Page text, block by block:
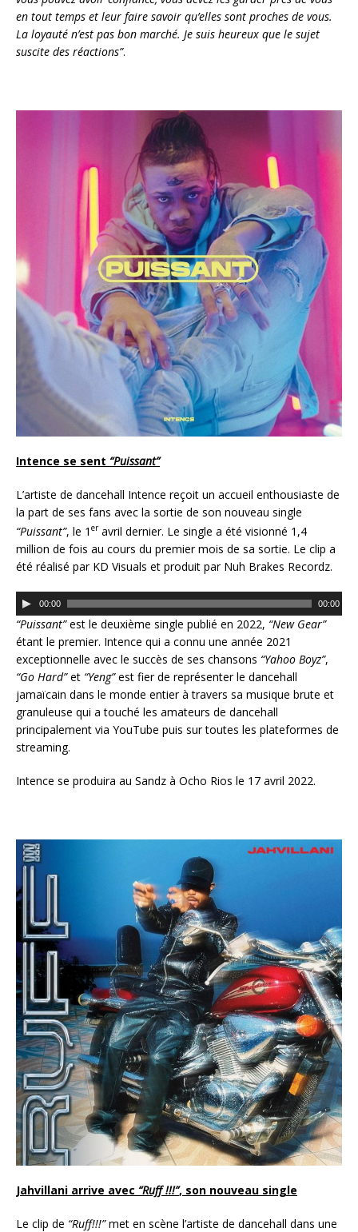
a
en tout temps et leur faire savoir qu’elles sont proches de vous.
La loyauté n’est pas bon marché. Je suis heureux que le sujet
suscite des réactions”.
Intence se sent “Puissant”
L’artiste de dancehall Intence reçoit un accueil enthousiaste de
la part de ses fans avec la sortie de son nouveau single
“Puissant”, le 1 eravril dernier. Le single a été visionné 1,4
million de fois au cours du premier mois de sa sortie. Le clip a
été réalisé par KD Visuals et produit par Nuh Brakes Recordz.
e
c
e
u
r
a
u
i
00:00 00:00
“Puissant”est le deuxième single publié en 2022, “New Gear”
étant le premier. Intence qui a connu une année 2021
exceptionnelle avec le succès de ses chansons “Yahoo Boyz”,
“Go Hard”et “Yeng”est fier de représenter le dancehall
jamaïcain dans le monde entier à travers sa musique brute et
granuleuse qui a touché les amateurs de dancehall
principalement via YouTube puis sur toutes les plateformes de
streaming.
Intence se produira au Sandz à Ocho Rios le 17 avril 2022.
Jahvillani arrive avec “Ruff !!!”, son nouveau single
Le clip de “Ruff!!!”met en scène l’artiste de dancehall dans une